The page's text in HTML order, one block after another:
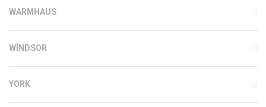
WARMHAUS
WINDSOR
YORK